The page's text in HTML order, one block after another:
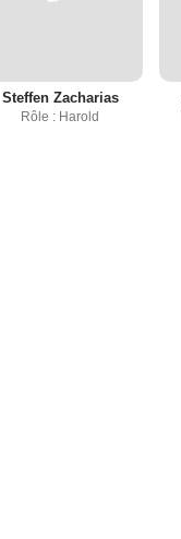
Steffen Zacharias
Rôle : Harold